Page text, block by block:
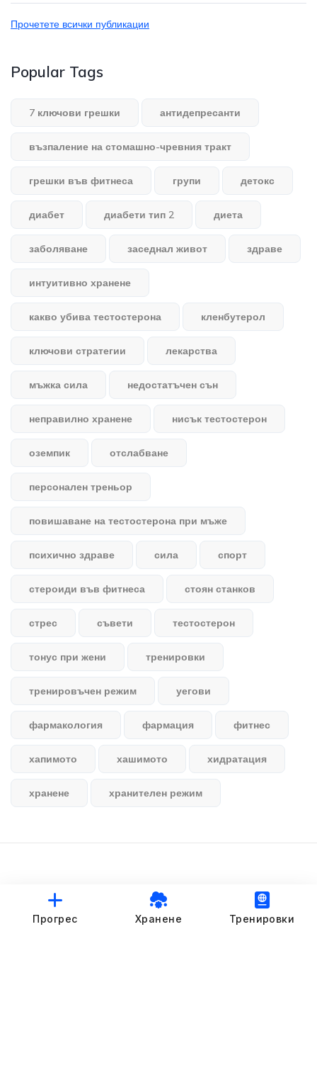
Прочетете всички публикации
Popular Tags
7 ключови грешки антидепресанти
възпаление на стомашно-чревния тракт
грешки във фитнеса групи детокс
диабет диабети тип 2 диета
заболяване заседнал живот здраве
интуитивно хранене
какво убива тестостерона кленбутерол
ключови стратегии лекарства
мъжка сила недостатъчен сън
неправилно хранене нисък тестостерон
оземпик отслабване
персонален треньор
повишаване на тестостерона при мъже
психично здраве сила спорт
стероиди във фитнеса стоян станков
стрес съвети тестостерон
тонус при жени тренировки
тренировъчен режим уегови
фармакология фармация фитнес
хапимото хашимото хидратация
хранене хранителен режим
© StankovFit Progress App | 2025
Прогрес Хранене Тренировки